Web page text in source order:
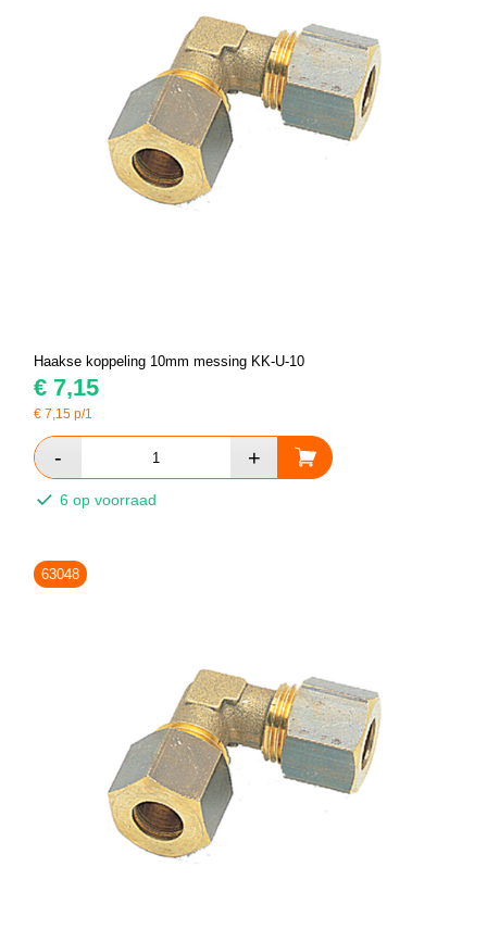
Haakse koppeling 10mm messing KK-U-10
€ 7,15
€7,15 p/1
6 op voorraad
63048